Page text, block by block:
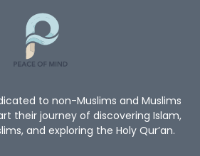
to non-Muslims and Muslims
their journey of discovering Islam,
and exploring the Holy Qur’an.